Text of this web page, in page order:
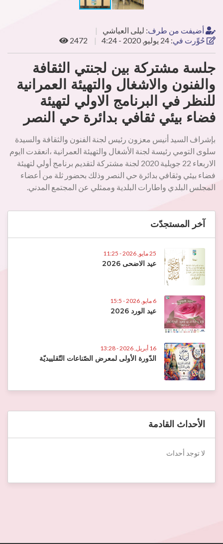
أضيفت من طرف: ليلى العياشي
حُوِّرت في: 24 يوليو, 2020 - 4:24 2472
جلسة مشتركة بين لجنتي الثقافة
والفنون والاشغال والتهيئة العمرانية
للنظر في البرنامج الاولي لتهيئة
فضاء بيئي ثقافي بدائرة حي النصر
بإشراف السيد أنيس معزون رئيس لجنة الفنون والثقافة والسيدة
سلوى التومي رئيسة لجنة الأشغال والتهيئة العمرانية ،انعقدت اايوم
الاربعاء 22 جويلية 2020 لجنة مشتركة لتقديم برنامج أولي لتهيئة
فضاء بيئي وثقافي بدائرة حي النصر وذلك بحضور ثلة من أعضاء
المجلس البلدي واطارات البلدية وممثلي عن المجتمع المدني.
آخر المستجدّت
25 مايو, 2026 - 11:25
عيد الاضحى 2026
6 مايو, 2026 - 15:5
عيد الورد 2026
16 أبريل, 2026 - 13:28
الدّورة الأولى لمعرض الصّناعات التّقلييديّة
الأحداث القادمة
لا توجد أحداث